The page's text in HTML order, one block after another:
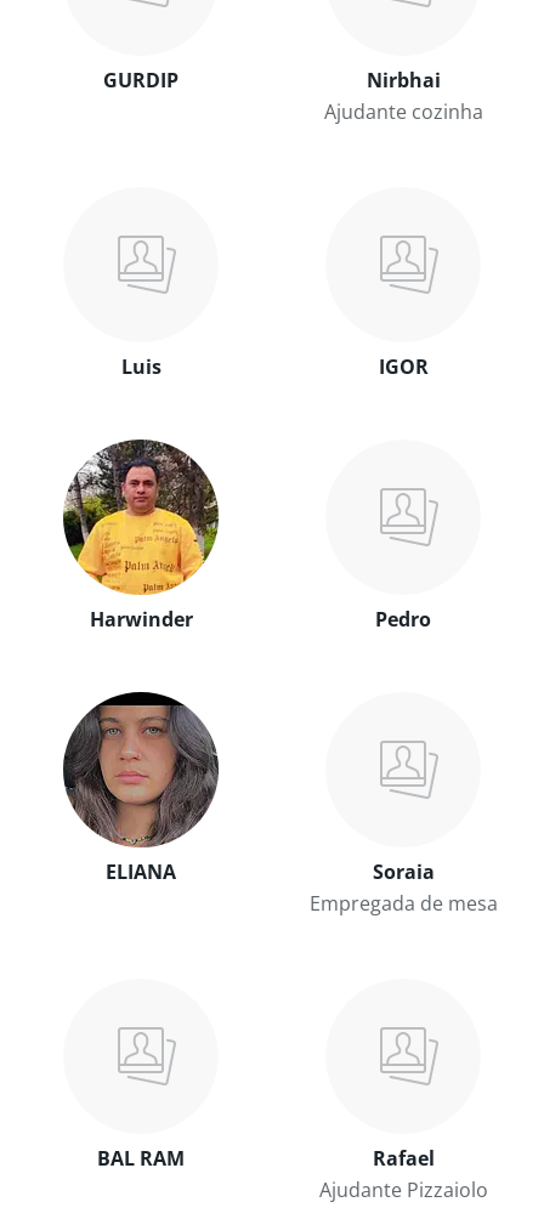
GURDIP
Nirbhai
Ajudante cozinha
Luis IGOR
Harwinder Pedro
ELIANA
Soraia
Empregada de mesa
BAL RAM
Rafael
Ajudante Pizzaiolo